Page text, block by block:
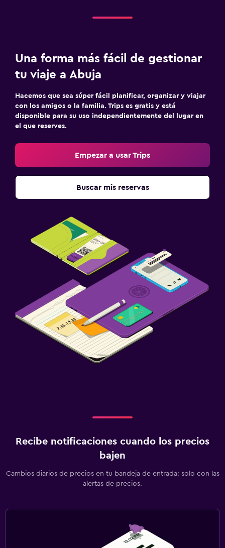
Una forma más fácil de gestionar
tu viaje a Abuja
Hacemos que sea súper fácil planificar, organizar y viajar
con los amigos o la familia. Trips es gratis y está
disponible para su uso independientemente del lugar en
el que reserves.
Empezar a usar Trips
Buscar mis reservas
Recibe notificaciones cuando los precios
bajen
Cambios diarios de precios en tu bandeja de entrada: solo con las
alertas de precios.